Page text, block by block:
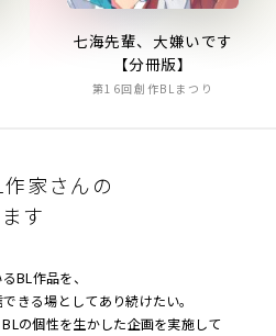
七海先輩、大嫌いです
【分冊版】
第16回創作BLまつり
家さんの
す
BL作品を、
きる場としてあり続けたい。
の個性を生かした企画を実施して